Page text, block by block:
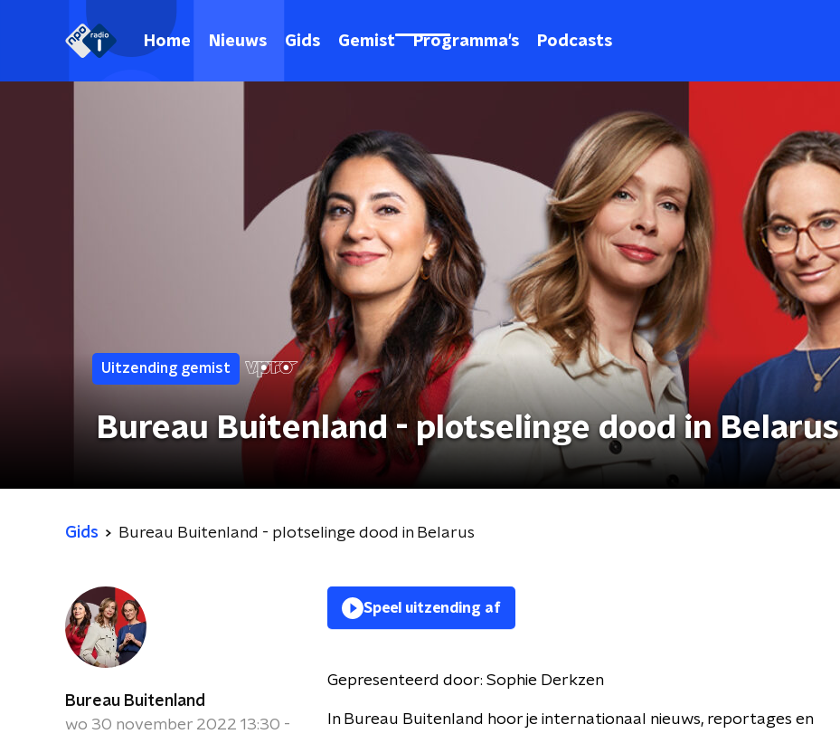
Home Nieuws Gids Gemist Programma's Podcasts
Uitzending gemist
Bureau Buitenland - plotselinge dood in Belarus
Gids Bureau Buitenland - plotselinge dood in Belarus
Bureau Buitenland
wo 30 november 2022 13:30 -
Speel uitzending af
Gepresenteerd door: Sophie Derkzen
In Bureau Buitenland hoor je internationaal nieuws, reportages en